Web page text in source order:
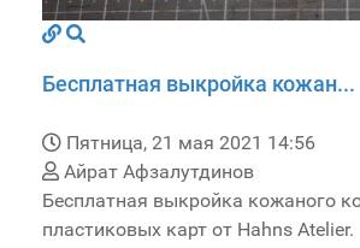
Бесплатная выкройка кожан...
Пятница, 21 мая 2021 14:56
Айрат Афзалутдинов
Бесплатная выкройка кожаного
пластиковых карт от Hahns Atelier.